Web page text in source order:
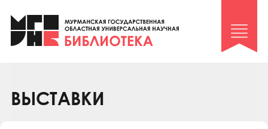
Клуб «Гиря и сельдерей»
Клуб «Семейный архив»
Коллегам
ВЫСТАВКИ